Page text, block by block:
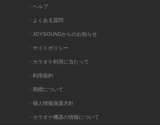
・ヘルプ
・よくある質問
・JOYSOUNDからのお知らせ
・サイトポリシー
・カラオケ利用に当たって
・利用規約
・商標について
・個人情報保護方針
・カラオケ機器の情報について